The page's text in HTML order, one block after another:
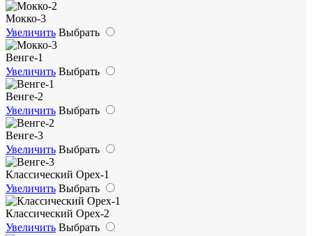
Мокко-3
Увеличить Выбрать
Венге-1
Увеличить Выбрать
Венге-2
Увеличить Выбрать
Венге-3
Увеличить Выбрать
Классический Орех-1
Увеличить Выбрать
Классический Орех-2
Увеличить Выбрать